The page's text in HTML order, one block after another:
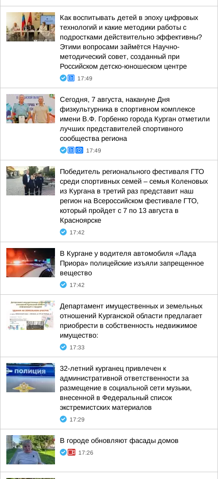
Как воспитывать детей в эпоху цифровых
технологий и какие методики работы с
подростками действительно эффективны?
Этими вопросами займётся Научно-
методический совет, созданный при
Российском детско-юношеском центре
17:49
Сегодня, 7 августа, накануне Дня
физкультурника в спортивном комплексе
имени В.Ф. Горбенко города Курган отметили
лучших представителей спортивного
сообщества региона
17:49
Победитель регионального фестиваля ГТО
среди спортивных семей – семья Коленовых
из Кургана в третий раз представит наш
регион на Всероссийском фестивале ГТО,
который пройдет с 7 по 13 августа в
Красноярске
17:42
В Кургане у водителя автомобиля «Лада
Приора» полицейские изъяли запрещенное
вещество
17:42
Департамент имущественных и земельных
отношений Курганской области предлагает
приобрести в собственность недвижимое
имущество:
17:33
32-летний курганец привлечен к
административной ответственности за
размещение в социальной сети музыки,
внесенной в Федеральный список
экстремистских материалов
17:29
В городе обновляют фасады домов
17:26